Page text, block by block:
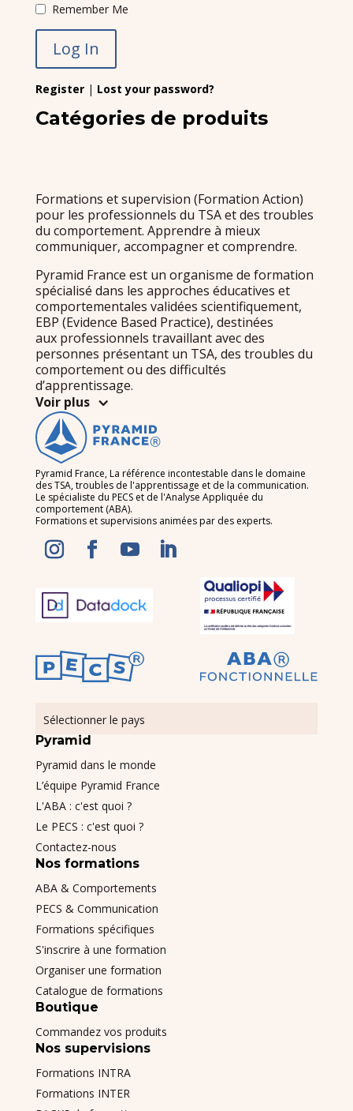
Remember Me
Register| Lost your password?
Catégories de produits
Formations et supervision (Formation Action)
pour les professionnels du TSA et des troubles
du comportement. Apprendre à mieux
communiquer, accompagner et comprendre.
Pyramid France est un organisme de formation
spécialisé dans les approches éducatives et
comportementales validées scientifiquement,
EBP (Evidence Based Practice), destinées
aux professionnels travaillant avec des
personnes présentant un TSA, des troubles du
comportement ou des difficultés
d’apprentissage.
Voir plus
Pyramid France, La référence incontestable dans le domaine
des TSA, troubles de l'apprentissage et de la communication.
Le spécialiste du PECS et de l'Analyse Appliquée du
comportement (ABA).
Formations et supervisions animées par des experts.
Sélectionner le pays
Pyramid
Pyramid dans le monde
L’équipe Pyramid France
L'ABA : c'est quoi ?
Le PECS : c'est quoi ?
Contactez-nous
Nos formations
ABA & Comportements
PECS & Communication
Formations spécifiques
S'inscrire à une formation
Organiser une formation
Catalogue de formations
Boutique
Commandez vos produits
Nos supervisions
Formations INTRA
Formations INTER